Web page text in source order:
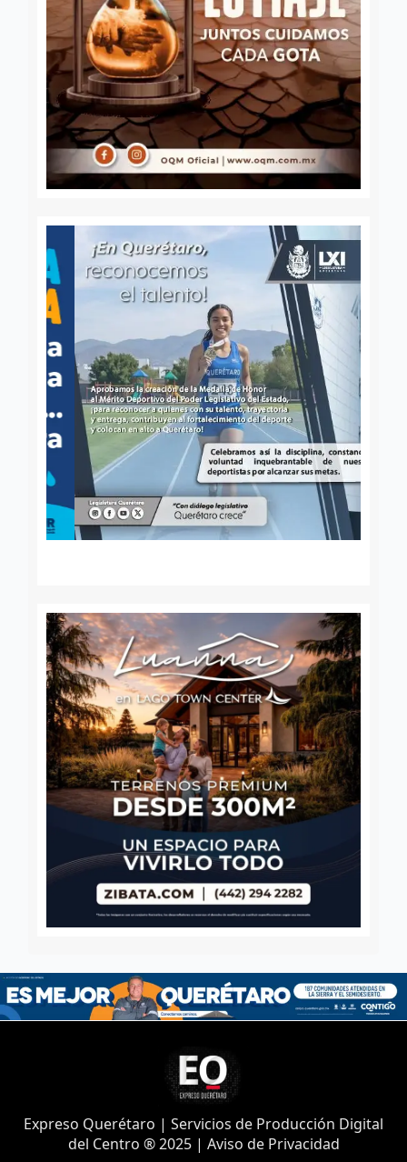
Expreso Querétaro | Servicios de Producción Digital
del Centro ® 2025 | Aviso de Privacidad